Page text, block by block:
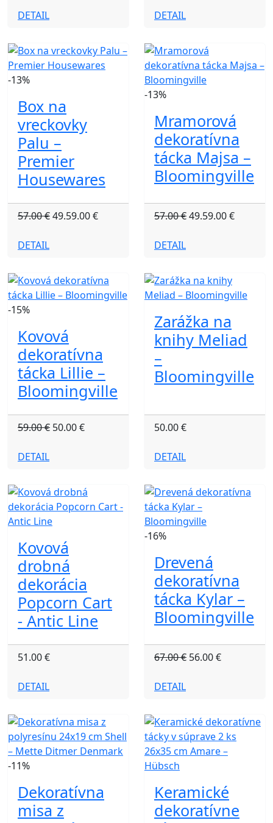
DETAIL DETAIL
-13%
Box na
vreckovky
Palu –
Premier
Housewares
57.00 €49.59.00 €
DETAIL
-13%
Mramorová
dekoratívna
tácka Majsa –
Bloomingville
57.00 €49.59.00 €
DETAIL
-15%
Kovová
dekoratívna
tácka Lillie –
Bloomingville
59.00 € 50.00 €
DETAIL
Zarážka na
knihy Meliad
–
Bloomingville
50.00 €
DETAIL
Kovová
drobná
dekorácia
Popcorn Cart
- Antic Line
51.00 €
DETAIL
-16%
Drevená
dekoratívna
tácka Kylar –
Bloomingville
67.00 € 56.00 €
DETAIL
-11%
Dekoratívna
misa z
Keramické
dekoratívne